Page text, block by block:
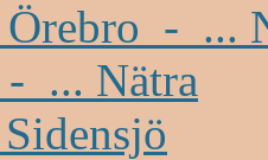
Örebro - ...
... Nätra